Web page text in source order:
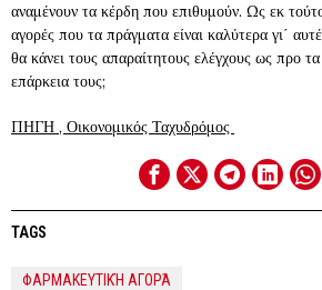
αναμένουν τα κέρδη που επιθυμούν. Ως εκ
αγορές που τα πράγματα είναι καλύτερα γι΄
θα κάνει τους απαραίτητους ελέγχους ως προ
επάρκεια τους;
ΠΗΓΗ , Οικονομικός Ταχυδρόμος
TAGS
ΦΑΡΜΑΚΕΥΤΙΚΉ ΑΓΟΡΆ